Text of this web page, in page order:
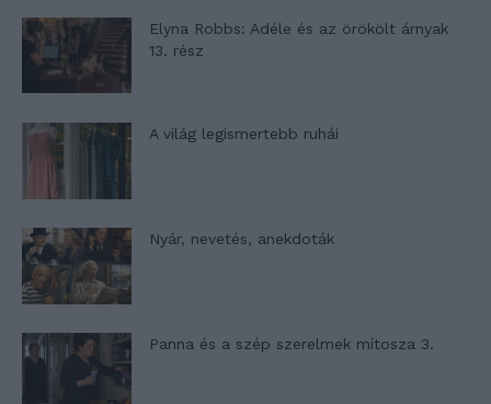
Elyna Robbs: Adéle és az örökölt árnyak
13. rész
A világ legismertebb ruhái
Nyár, nevetés, anekdoták
Panna és a szép szerelmek mítosza 3.